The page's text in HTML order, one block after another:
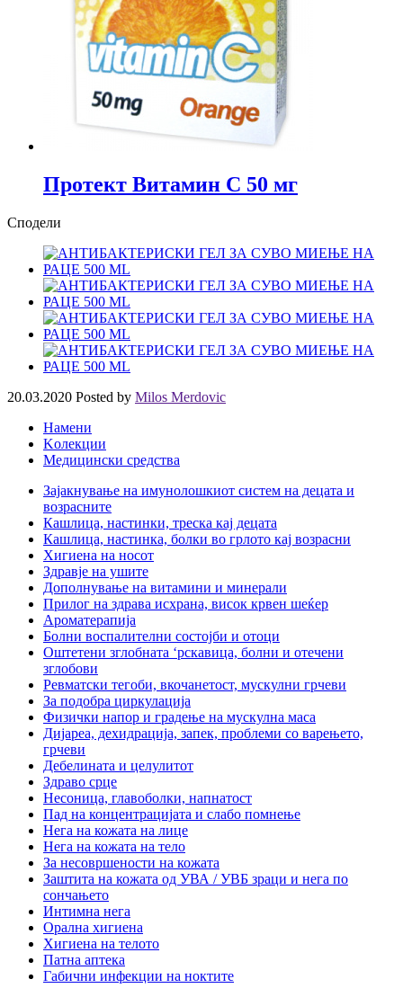
Протект Витамин C 50 мг
Сподели
20.03.2020 Posted by Milos Merdovic
Намени
Kолекции
Медицински средства
Зајакнување на имунолошкиот систем на децата и
возрасните
Кашлица, настинки, треска кај децата
Кашлица, настинка, болки во грлото кај возрасни
Хигиена на носот
Здравје на ушите
Дополнување на витамини и минерали
Прилог на здрава исхрана, висок крвен шеќер
Ароматерапија
Болни воспалителни состојби и отоци
Оштетени зглобната ‘рскавица, болни и отечени
зглобови
Ревматски тегоби, вкочанетост, мускулни грчеви
За подобра циркулација
Физички напор и градење на мускулна маса
Дијареа, дехидрација, запек, проблеми со варењето,
грчеви
Дебелината и целулитот
Здраво срце
Несоница, главоболки, напнатост
Пад на концентрацијата и слабо помнење
Нега на кожата на лице
Нега на кожата на тело
За несовршености на кожата
Заштита на кожата од УВА / УВБ зраци и нега по
сончањето
Интимна нега
Орална хигиена
Хигиена на телото
Патна аптека
Габични инфекции на ноктите